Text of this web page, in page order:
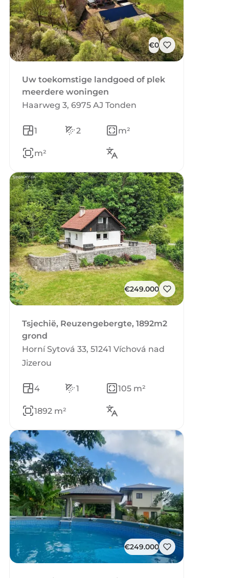
€0
Uw toekomstige landgoed of plek
meerdere woningen
Haarweg 3, 6975 AJ Tonden
1 2 m²
m²
€249.000
Tsjechië, Reuzengebergte, 1892m2
grond
Horní Sytová 33, 51241 Víchová nad
Jizerou
4 1 105 m²
1892 m²
€249.000